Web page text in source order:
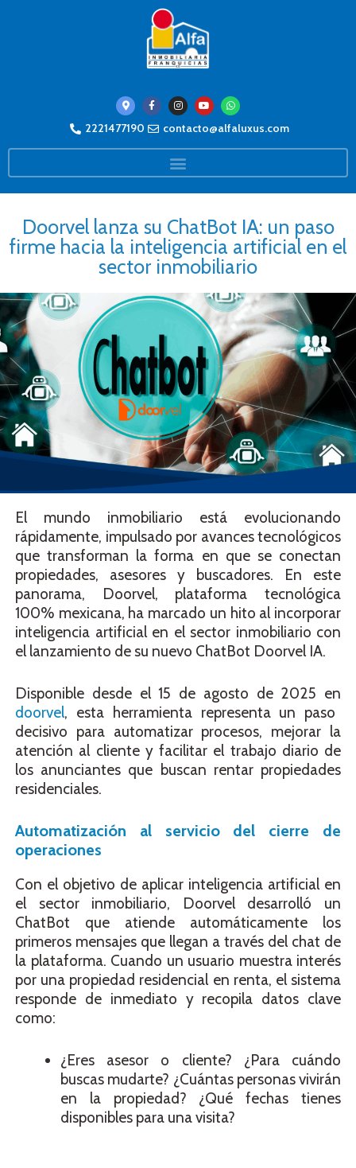
2221477190 contacto@alfaluxus.com
Doorvel lanza su ChatBot IA: un paso
firme hacia la inteligencia artificial en el
sector inmobiliario
El mundo inmobiliario está evolucionando
rápidamente, impulsado por avances tecnológicos
que transforman la forma en que se conectan
propiedades, asesores y buscadores. En este
panorama, Doorvel, plataforma tecnológica
100% mexicana, ha marcado un hito al incorporar
inteligencia artificial en el sector inmobiliario con
el lanzamiento de su nuevo ChatBot Doorvel IA.
Disponible desde el 15 de agosto de 2025 en
doorvel, esta herramienta representa un paso
decisivo para automatizar procesos, mejorar la
atención al cliente y facilitar el trabajo diario de
los anunciantes que buscan rentar propiedades
residenciales.
Automatización al servicio del cierre de
operaciones
Con el objetivo de aplicar inteligencia artificial en
el sector inmobiliario, Doorvel desarrolló un
ChatBot que atiende automáticamente los
primeros mensajes que llegan a través del chat de
la plataforma. Cuando un usuario muestra interés
por una propiedad residencial en renta, el sistema
responde de inmediato y recopila datos clave
como:
¿Eres asesor o cliente? ¿Para cuándo
buscas mudarte? ¿Cuántas personas vivirán
en la propiedad? ¿Qué fechas tienes
disponibles para una visita?